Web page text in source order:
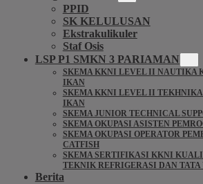
PPID
SK KELULUSAN
Ekstrakulikuler
Staf Osis
LSP P1 SMKN 3 PARIAMAN
SKEMA KKNI LEVEL II NAUTIKA
IKAN
SKEMA KKNI LEVEL II TEKHNIKA
IKAN
SKEMA JUNIOR TECHNICAL
SKEMA OKUPASI ASISTEN
SKEMA OKUPASI OPERATOR
CATFISH
SKEMA SERTIFIKASI KKNI
TEKNIK REFRIGERASI DAN TATA
Berita